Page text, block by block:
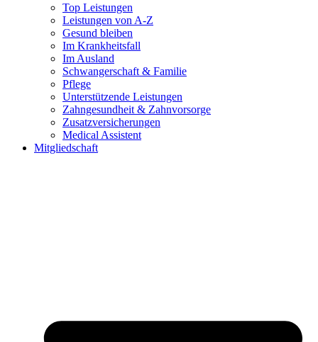
Top Leistungen
Leistungen von A-Z
Gesund bleiben
Im Krankheitsfall
Im Ausland
Schwangerschaft & Familie
Pflege
Unterstützende Leistungen
Zahngesundheit & Zahnvorsorge
Zusatzversicherungen
Medical Assistent
Mitgliedschaft